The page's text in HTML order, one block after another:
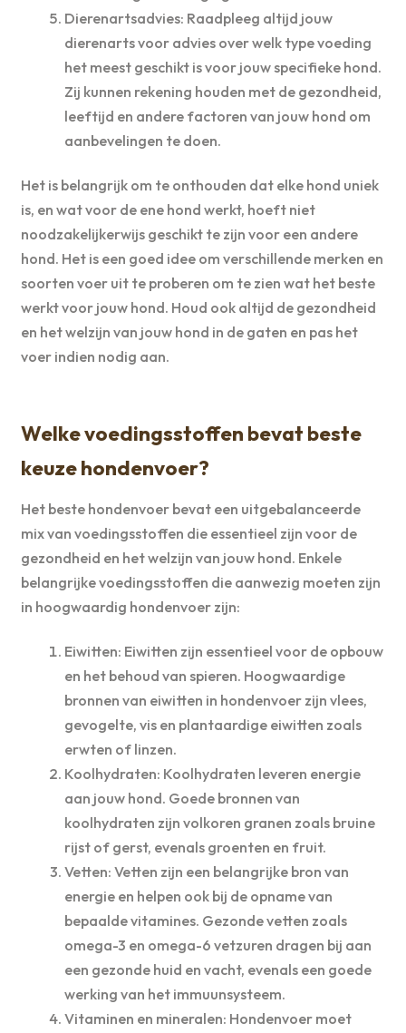
Dierenartsadvies: Raadpleeg altijd jouw
dierenarts voor advies over welk type voeding
het meest geschikt is voor jouw specifieke hond.
Zij kunnen rekening houden met de gezondheid,
leeftijd en andere factoren van jouw hond om
aanbevelingen te doen.
Het is belangrijk om te onthouden dat elke hond uniek
is, en wat voor de ene hond werkt, hoeft niet
noodzakelijkerwijs geschikt te zijn voor een andere
hond. Het is een goed idee om verschillende merken en
soorten voer uit te proberen om te zien wat het beste
werkt voor jouw hond. Houd ook altijd de gezondheid
en het welzijn van jouw hond in de gaten en pas het
voer indien nodig aan.
Welke voedingsstoffen bevat beste
keuze hondenvoer?
Het beste hondenvoer bevat een uitgebalanceerde
mix van voedingsstoffen die essentieel zijn voor de
gezondheid en het welzijn van jouw hond. Enkele
belangrijke voedingsstoffen die aanwezig moeten zijn
in hoogwaardig hondenvoer zijn:
Eiwitten: Eiwitten zijn essentieel voor de opbouw
en het behoud van spieren. Hoogwaardige
bronnen van eiwitten in hondenvoer zijn vlees,
gevogelte, vis en plantaardige eiwitten zoals
erwten of linzen.
Koolhydraten: Koolhydraten leveren energie
aan jouw hond. Goede bronnen van
koolhydraten zijn volkoren granen zoals bruine
rijst of gerst, evenals groenten en fruit.
Vetten: Vetten zijn een belangrijke bron van
energie en helpen ook bij de opname van
bepaalde vitamines. Gezonde vetten zoals
omega-3 en omega-6 vetzuren dragen bij aan
een gezonde huid en vacht, evenals een goede
werking van het immuunsysteem.
Vitaminen en mineralen: Hondenvoer moet